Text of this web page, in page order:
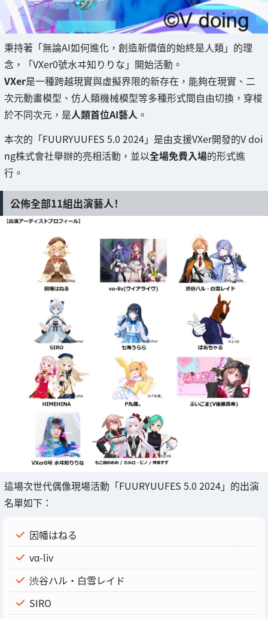
秉持著「無論AI如何進化，創造新價值的始終是人類」的理
念，「VXer0號水ヰ知りりな」開始活動。
VXer是一種跨越現實與虛擬界限的新存在，能夠在現實、二
次元動畫模型、仿人類機械模型等多種形式間自由切換，穿梭
於不同次元，是人類首位AI藝人 。
本次的「FUURYUUFES 5.0 2024」是由支援VXer開發的V doi
ng株式會社舉辦的亮相活動，並以全場免費入場的形式進
行。
公佈全部11組出演藝人！
這場次世代偶像現場活動「FUURYUUFES 5.0 2024」的出演
名單如下：
因幡はねる
vα-liv
渋谷ハル・白雪レイド
SIRO